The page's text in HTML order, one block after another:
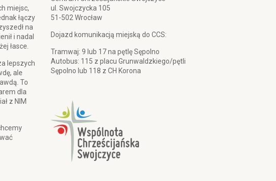
miejsc,
łączy
na
i nadal
łasce.
lepszych
ale
To
dla
z NIM
ul. Swojczycka 105
51-502 Wrocław
Dojazd komunikacją miejską do CCS:
Tramwaj: 9 lub 17 na pętlę Sępolno
Autobus: 115 z placu Grunwaldzkiego/pętli
Sępolno lub 118 z CH Korona